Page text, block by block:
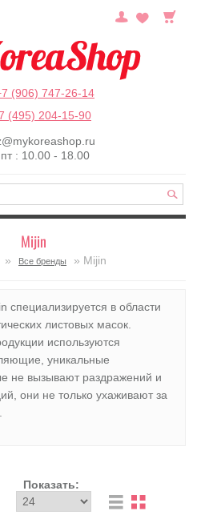
(906) 747-26-14
(495) 204-15-90
: 10.00 - 18.00
Mijin
» Все бренды » Mijin
специализируется в области
листовых масок.
используются
уникальные
не вызывают раздражений и
они не только ухаживают за
Показать: